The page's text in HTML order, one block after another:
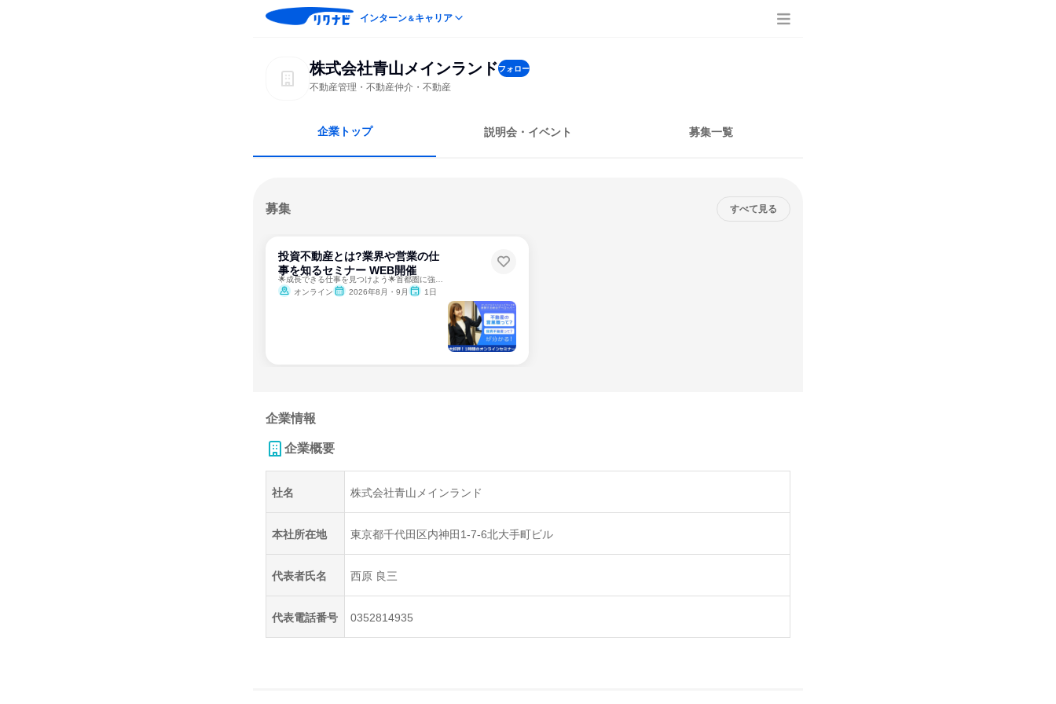
インターン＆キャリア
株式会社青山メインランドフォロー
不動産管理・不動産仲介・不動産
企業トップ 説明会・イベント 募集一覧
募集 すべて見る
投資不動産とは?業界や営業の仕
事を知るセミナー WEB開催
オンライン
2026年8月・9月 1日
企業情報
企業概要
社名 株式会社青山メインランド
本社所在地 東京都千代田区内神田1-7-6北大手町ビル
代表者氏名 西原 良三
代表電話番号 0352814935